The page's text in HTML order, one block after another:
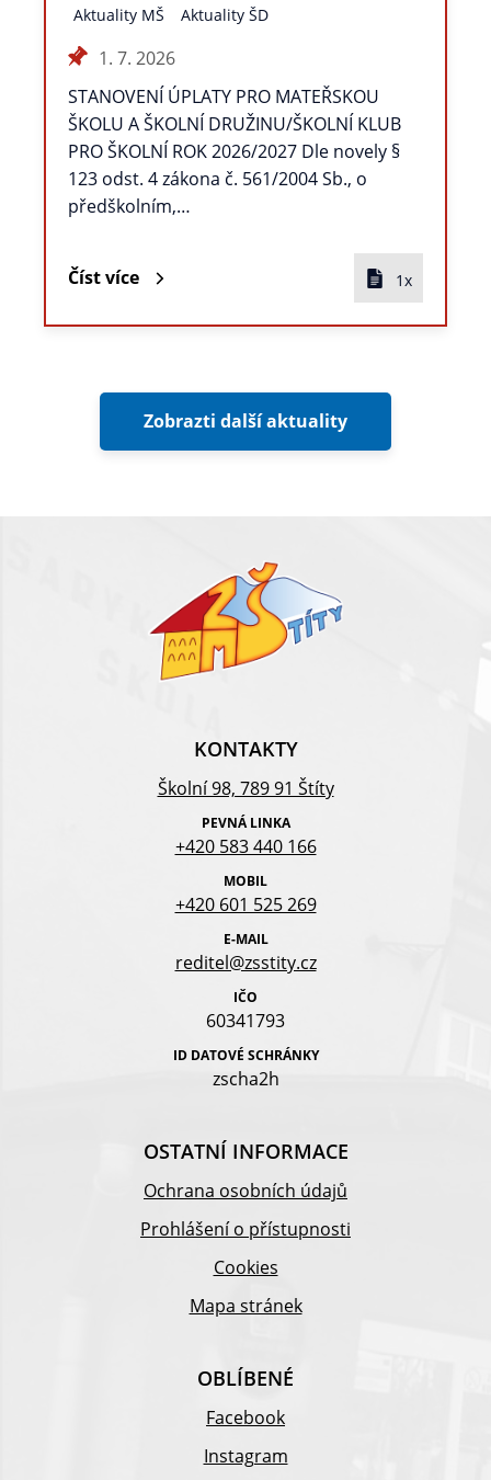
Aktuality MŠ Aktuality ŠD
1. 7. 2026
STANOVENÍ ÚPLATY PRO MATEŘSKOU
ŠKOLU A ŠKOLNÍ DRUŽINU/ŠKOLNÍ KLUB
PRO ŠKOLNÍ ROK 2026/2027 Dle novely §
123 odst. 4 zákona č. 561/2004 Sb., o
předškolním,…
Číst více 1x
Zobrazti další aktuality
KONTAKTY
Školní 98, 789 91 Štíty
PEVNÁ LINKA
+420 583 440 166
MOBIL
+420 601 525 269
E-MAIL
reditel@zsstity.cz
IČO
60341793
ID DATOVÉ SCHRÁNKY
zscha2h
OSTATNÍ INFORMACE
Ochrana osobních údajů
Prohlášení o přístupnosti
Cookies
Mapa stránek
OBLÍBENÉ
Facebook
Instagram